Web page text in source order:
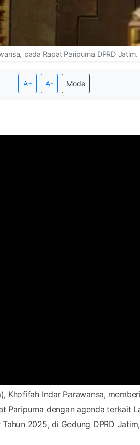
pada Rapat Paripurna DPRD Jatim.
A+ A- Mode
Khofifah Indar Parawansa,
Paripurna dengan agenda terkait
2025, di Gedung DPRD